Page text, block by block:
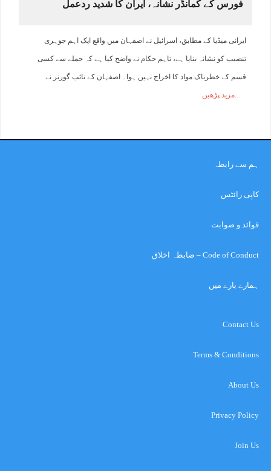
فورس کے کمانڈر نشانہ، ایران کا شدید ردعمل
ایرانی میڈیا کے مطابق، اسرائیل نے اصفہان میں واقع ایک اہم جوہری
تنصیب کو نشانہ بنایا ہے، تاہم حکام نے واضح کیا ہے کہ حملے سے کسی
قسم کے خطرناک مواد کا اخراج نہیں ہوا۔ اصفہان کے نائب گورنر نے
مزید پڑھیں
ہم سے رابطہ
کاپی رائٹس
قوائد و ضوابت
Code of Conduct – ضابطہ اخلاق
ہمارے بارے میں
Contact Us
Terms & Conditions
About Us
Privacy Policy
Join Us